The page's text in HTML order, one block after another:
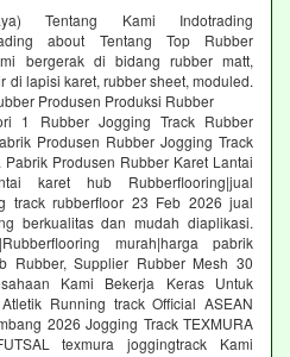
Tentang Kami Indotrading
about Tentang Top Rubber
bergerak di bidang rubber matt,
di lapisi karet, rubber sheet, moduled.
Produsen Produksi Rubber
1 Rubber Jogging Track Rubber
Produsen Rubber Jogging Track
Produsen Rubber Karet Lantai
karet hub Rubberflooring|jual
track rubberfloor 23 Feb 2026 jual
berkualitas dan mudah diaplikasi.
murah|harga pabrik
Rubber, Supplier Rubber Mesh 30
Kami Bekerja Keras Untuk
Running track Official ASEAN
2026 Jogging Track TEXMURA
texmura joggingtrack Kami